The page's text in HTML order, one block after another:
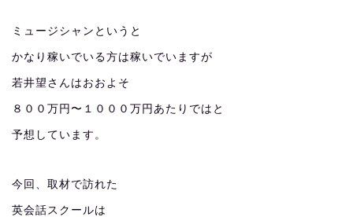
ミュージシャンというと
かなり稼いでいる方は稼いでいますが
若井望さんはおおよそ
８００万円〜１０００万円あたりではと
予想しています。
今回、取材で訪れた
英会話スクールは